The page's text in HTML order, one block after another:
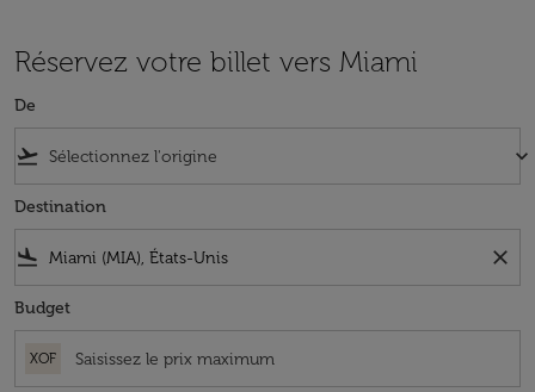
Réservez votre billet vers Miami
De
flight_takeoff keyboard_arrow_down
Destination
flight_land close
Budget
XOF